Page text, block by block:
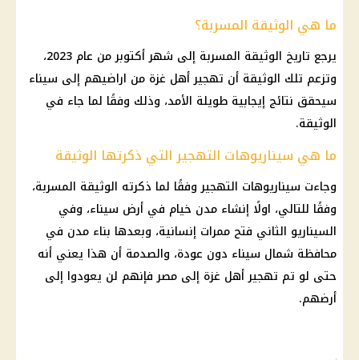
ما هي الوثيقة المسربة؟
يرجع تاريخ الوثيقة المسربة إلى شهر أكتوبر من عام 2023،
وتزعم تلك الوثيقة أن تهجير أهل غزة من اراضيهم إلى سيناء
سيحقق نتائج إيجابية طويلة الأمد، وذلك وفقًا لما جاء في
الوثيقة.
ما هي سيناريوهات التهجير التي ذكرتها الوثيقة
وجاءت سيناريوهات التهجير وفقًا لما ذكرته الوثيقة المسربة،
وفقًا للتالي، اولًا إنشاء مدن خيام في أرض سيناء، وفي
السيناريو الثاني فتح ممرات إنسانية، وبعدها بناء مدن في
محافظة شمال سيناء دون عودة، والصدمة أن هذا يعني أنه
حتى لو تم تهجير أهل غزة إلى مصر فإنهم لن يعودوا إلى
أرضهم.